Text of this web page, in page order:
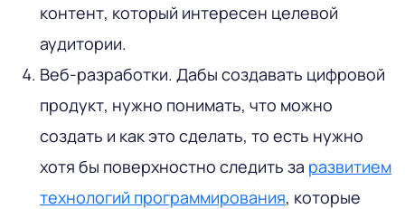
контент, который интересен целевой
аудитории.
Веб-разработки. Дабы создавать цифровой
продукт, нужно понимать, что можно
создать и как это сделать, то есть нужно
хотя бы поверхностно следить за развитием
технологий программирования, которые